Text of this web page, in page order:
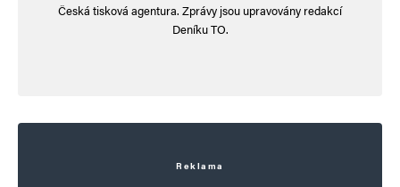
Webová stránka
komentáře.
Česká tisková agentura. Zprávy jsou upravovány redakcí
Deníku TO.
Reklama